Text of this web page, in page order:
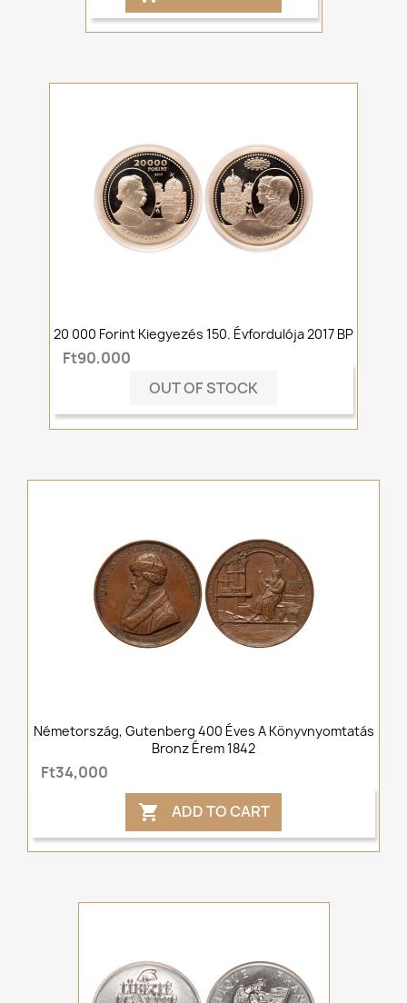
20 000 Forint Kiegyezés 150. Évfordulója 2017 BP
Ft90,000
OUT OF STOCK
Németország, Gutenberg 400 Éves A Könyvnyomtatás
Bronz Érem 1842
Ft34,000
 ADD TO CART